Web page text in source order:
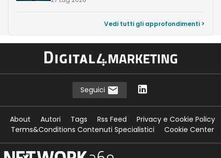
Vedi tutti gli approfondimenti >
Seguici
About Autori Tags Rss Feed
Privacy e Cookie Policy
Terms&Conditions Contenuti Specialistici
Cookie Center